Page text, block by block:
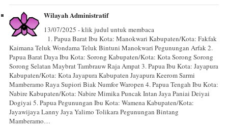
Wilayah Administratif
13/07/2025 - klik judul untuk membaca
1. Papua Barat Ibu Kota: Manokwari Kabupaten/Kota: Fakfak
Kaimana Teluk Wondama Teluk Bintuni Manokwari Pegunungan Arfak 2.
Papua Barat Daya Ibu Kota: Sorong Kabupaten/Kota: Kota Sorong Sorong
Sorong Selatan Maybrat Tambrauw Raja Ampat 3. Papua Ibu Kota: Jayapura
Kabupaten/Kota: Kota Jayapura Kabupaten Jayapura Keerom Sarmi
Mamberamo Raya Supiori Biak Numfor Waropen 4. Papua Tengah Ibu Kota:
Nabire Kabupaten/Kota: Nabire Mimika Puncak Intan Jaya Paniai Deiyai
Dogiyai 5. Papua Pegunungan Ibu Kota: Wamena Kabupaten/Kota:
Jayawijaya Lanny Jaya Yalimo Tolikara Pegunungan Bintang
Mamberamo…